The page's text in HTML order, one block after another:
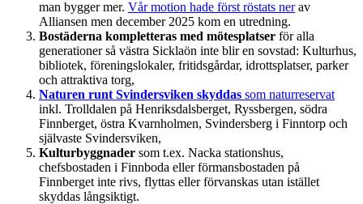
man bygger mer. Vår motion hade först röstats nerav
Alliansen men december 2025 kom en utredning.
Bostäderna kompletteras med mötesplatser för alla
generationer så västra Sicklaön inte blir en sovstad: Kulturhus,
bibliotek, föreningslokaler, fritidsgårdar, idrottsplatser, parker
och attraktiva torg,
Naturen runt Svindersviken skyddas som naturreservat
inkl. Trolldalen på Henriksdalsberget, Ryssbergen, södra
Finnberget, östra Kvarnholmen, Svindersberg i Finntorp och
självaste Svindersviken,
Kulturbyggnader som t.ex. Nacka stationshus,
chefsbostaden i Finnboda eller förmansbostaden på
Finnberget inte rivs, flyttas eller förvanskas utan istället
skyddas långsiktigt.